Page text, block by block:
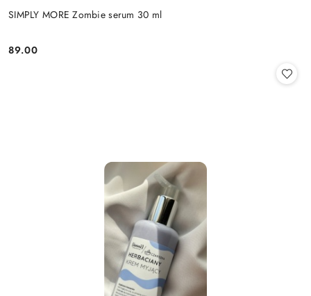
SIMPLY MORE Zombie serum 30 ml
Cena:
89.00